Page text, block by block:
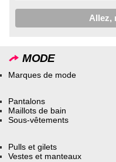
MODE
Marques de mode
Pantalons
Maillots de bain
Sous-vêtements
Pulls et gilets
Vestes et manteaux